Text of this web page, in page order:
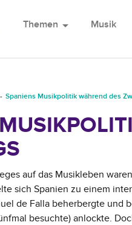
Themen arrow_drop_down Musik
Spaniens Musikpolitik während des
auf das Musikleben
sich Spanien zu einem
de Falla beherbergte und
besuchte) anlockte.